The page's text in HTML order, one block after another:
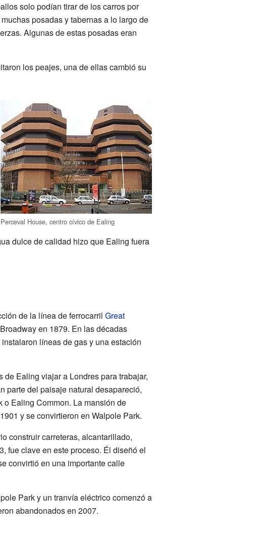
solo podían tirar de los carros por
posadas y tabernas a lo largo de
Algunas de estas posadas eran
los peajes, una de ellas cambió su
Perceval House, centro cívico de Ealing
dulce de calidad hizo que Ealing fuera
de la línea de ferrocarril Great
en 1879. En las décadas
líneas de gas y una estación
Ealing viajar a Londres para trabajar,
parte del paisaje natural desapareció,
o Ealing Common. La mansión de
y se convirtieron en Walpole Park.
construir carreteras, alcantarillado,
fue clave en este proceso. Él diseñó el
convirtió en una importante calle
Park y un tranvía eléctrico comenzó a
abandonados en 2007.